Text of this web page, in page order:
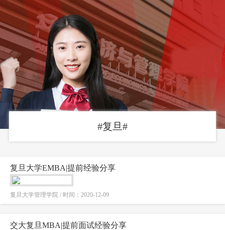
#复旦#
复旦大学EMBA|提前经验分享
复旦大学管理学院 / 时间：2020-12-09
交大复旦MBA|提前面试经验分享